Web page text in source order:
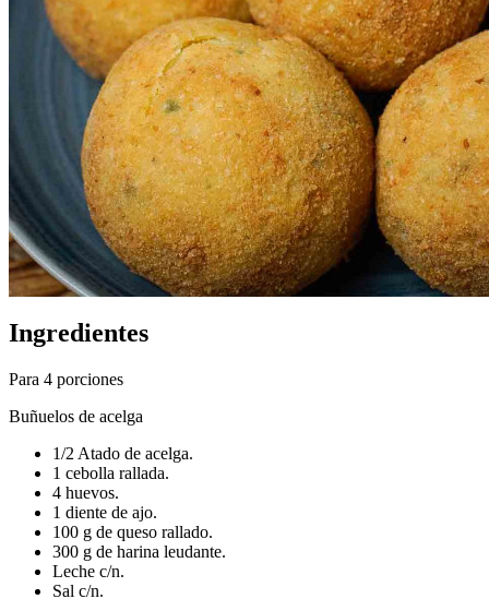
Ingredientes
Para 4 porciones
Buñuelos de acelga
1/2 Atado de acelga.
1 cebolla rallada.
4 huevos.
1 diente de ajo.
100 g de queso rallado.
300 g de harina leudante.
Leche c/n.
Sal c/n.